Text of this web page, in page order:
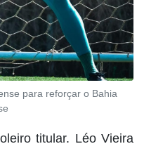
para reforçar o Bahia
titular. Léo Vieira